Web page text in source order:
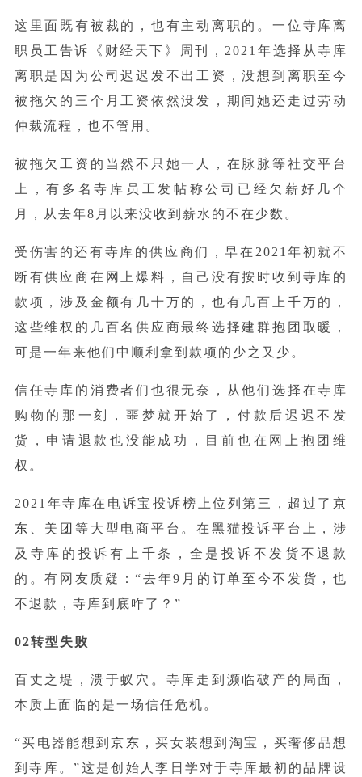
这里面既有被裁的，也有主动离职的。一位寺库离
职员工告诉《财经天下》周刊，2021年选择从寺库
离职是因为公司迟迟发不出工资，没想到离职至今
被拖欠的三个月工资依然没发，期间她还走过劳动
仲裁流程，也不管用。
被拖欠工资的当然不只她一人，在脉脉等社交平台
上，有多名寺库员工发帖称公司已经欠薪好几个
月，从去年8月以来没收到薪水的不在少数。
受伤害的还有寺库的供应商们，早在2021年初就不
断有供应商在网上爆料，自己没有按时收到寺库的
款项，涉及金额有几十万的，也有几百上千万的，
这些维权的几百名供应商最终选择建群抱团取暖，
可是一年来他们中顺利拿到款项的少之又少。
信任寺库的消费者们也很无奈，从他们选择在寺库
购物的那一刻，噩梦就开始了，付款后迟迟不发
货，申请退款也没能成功，目前也在网上抱团维
权。
2021年寺库在电诉宝投诉榜上位列第三，超过了京
东
美团 等大型电商平台。在黑猫投诉平台上，涉
及寺库的投诉有上千条，全是投诉不发货不退款
的。有网友质疑：“去年9月的订单至今不发货，也
不退款，寺库到底咋了？”
02转型失败
百丈之堤，溃于蚁穴。寺库走到濒临破产的局面，
本质上面临的是一场信任危机。
“买电器能想到京东 ，买女装想到淘宝，买奢侈品想
到寺库。”这是创始人李日学对于寺库最初的品牌设